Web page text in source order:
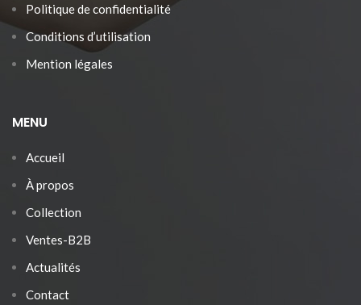
Politique de confidentialité
Conditions d’utilisation
Mention légales
MENU
Accueil
À propos
Collection
Ventes-B2B
Actualités
Contact